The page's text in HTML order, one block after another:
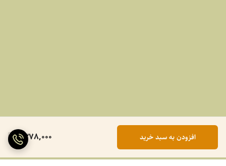
1,378,000 افزودن به سبد خرید